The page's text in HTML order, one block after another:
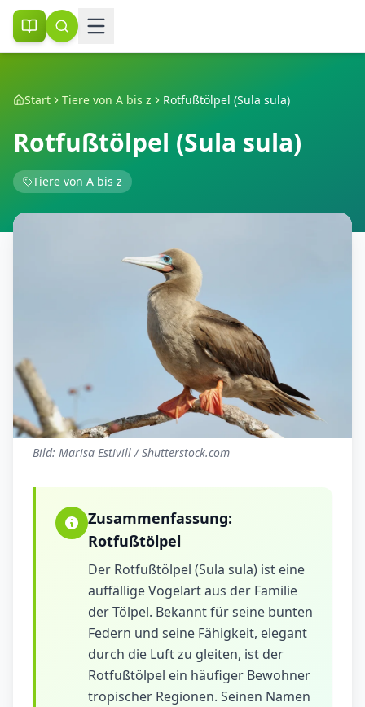
Start Tiere von A bis z Rotfußtölpel (Sula sula)
Rotfußtölpel (Sula sula)
Tiere von A bis z
Bild: Marisa Estivill / Shutterstock.com
Zusammenfassung:
Rotfußtölpel
Der Rotfußtölpel (Sula sula) ist eine
auffällige Vogelart aus der Familie
der Tölpel. Bekannt für seine bunten
Federn und seine Fähigkeit, elegant
durch die Luft zu gleiten, ist der
Rotfußtölpel ein häufiger Bewohner
tropischer Regionen. Seinen Namen